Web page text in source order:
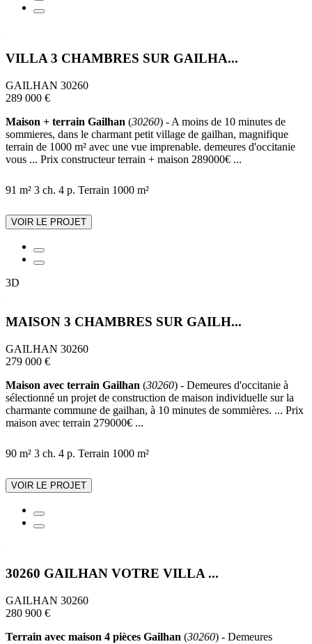
VILLA 3 CHAMBRES SUR GAILHA...
GAILHAN 30260
289 000 €
Maison + terrain Gailhan (30260) - A moins de 10 minutes de
sommieres, dans le charmant petit village de gailhan, magnifique
terrain de 1000 m² avec une vue imprenable. demeures d'occitanie
vous ... Prix constructeur terrain + maison 289000€ ...
91 m² 3 ch. 4 p. Terrain 1000 m²
VOIR LE PROJET
3D
MAISON 3 CHAMBRES SUR GAILH...
GAILHAN 30260
279 000 €
Maison avec terrain Gailhan (30260) - Demeures d'occitanie à
sélectionné un projet de construction de maison individuelle sur la
charmante commune de gailhan, à 10 minutes de sommières. ... Prix
maison avec terrain 279000€ ...
90 m² 3 ch. 4 p. Terrain 1000 m²
VOIR LE PROJET
30260 GAILHAN VOTRE VILLA ...
GAILHAN 30260
280 900 €
Terrain avec maison 4 pièces Gailhan (30260) - Demeures